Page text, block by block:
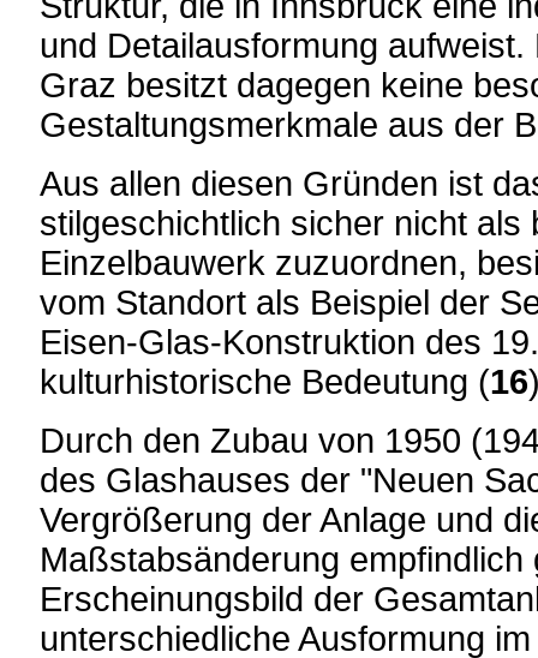
und Detailausformung
Graz besitzt dagegen keine
Gestaltungsmerkmale aus der
Aus allen diesen Gründen ist
stilgeschichtlich sicher nicht als
Einzelbauwerk zuzuordnen,
vom Standort als Beispiel der
Eisen-Glas-Konstruktion des
kulturhistorische Bedeutung (16
Durch den Zubau von 1950
des Glashauses der "Neuen
Vergrößerung der Anlage und
Maßstabsänderung empfindlich
Erscheinungsbild der
unterschiedliche Ausformung